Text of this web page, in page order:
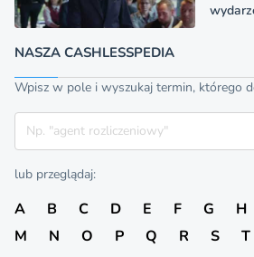
NASZA CASHLESSPEDIA
Wpisz w pole i wyszukaj termin, którego
Szukaj
lub przeglądaj:
A B C D E F G H
M
N O P Q R S T